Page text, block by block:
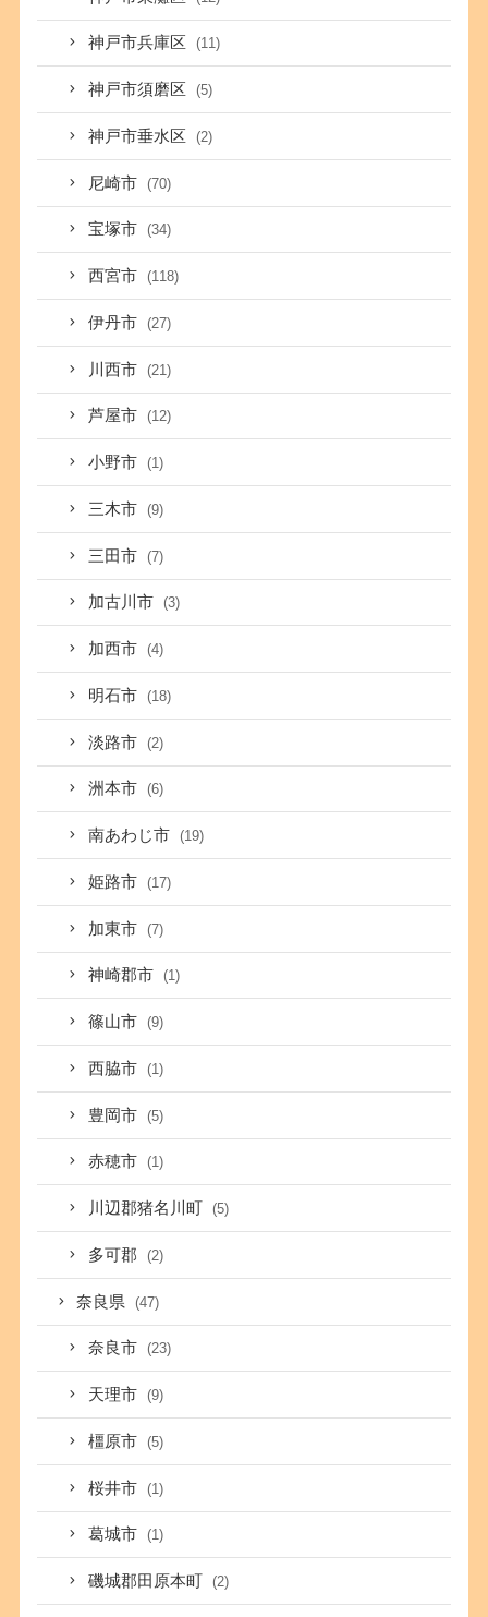
神戸市兵庫区 (11)
神戸市須磨区 (5)
神戸市垂水区 (2)
尼崎市 (70)
宝塚市 (34)
西宮市 (118)
伊丹市 (27)
川西市 (21)
芦屋市 (12)
小野市 (1)
三木市 (9)
三田市 (7)
加古川市 (3)
加西市 (4)
明石市 (18)
淡路市 (2)
洲本市 (6)
南あわじ市 (19)
姫路市 (17)
加東市 (7)
神崎郡市 (1)
篠山市 (9)
西脇市 (1)
豊岡市 (5)
赤穂市 (1)
川辺郡猪名川町 (5)
多可郡 (2)
奈良県 (47)
奈良市 (23)
天理市 (9)
橿原市 (5)
桜井市 (1)
葛城市 (1)
磯城郡田原本町 (2)